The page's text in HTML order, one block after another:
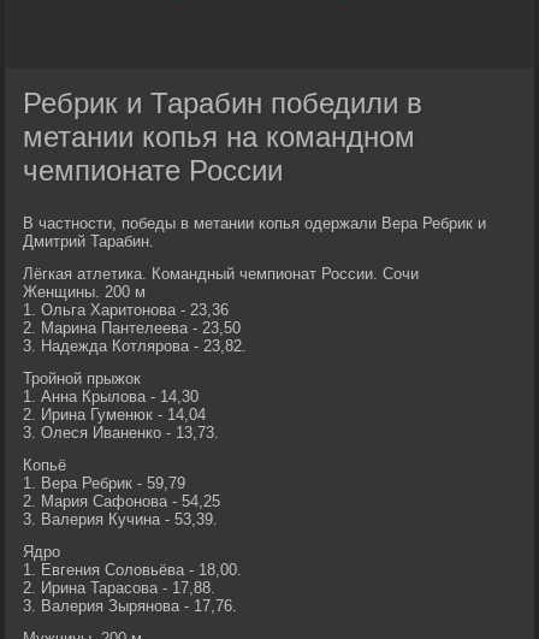
Ребрик и Тарабин победили в
метании копья на командном
чемпионате России
В частности, победы в метании копья одержали Вера Ребрик и
Дмитрий Тарабин.
Лёгкая атлетика. Командный чемпионат России. Сочи
Женщины. 200 м
1. Ольга Харитонова - 23,36
2. Марина Пантелеева - 23,50
3. Надежда Котлярова - 23,82.
Тройной прыжок
1. Анна Крылова - 14,30
2. Ирина Гуменюк - 14,04
3. Олеся Иваненко - 13,73.
Копьё
1. Вера Ребрик - 59,79
2. Мария Сафонова - 54,25
3. Валерия Кучина - 53,39.
Ядро
1. Евгения Соловьёва - 18,00.
2. Ирина Тарасова - 17,88.
3. Валерия Зырянова - 17,76.